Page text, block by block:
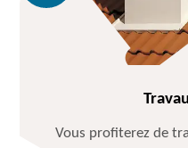
Vous profiterez de